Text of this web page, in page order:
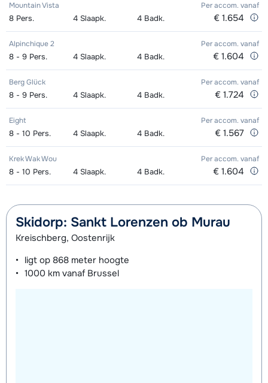
Mountain Vista Per accom. vanaf
8 Pers. 4 Slaapk. 4 Badk. € 1.654
Alpinchique 2 Per accom. vanaf
8 - 9 Pers. 4 Slaapk. 4 Badk. € 1.604
Berg Glück Per accom. vanaf
8 - 9 Pers. 4 Slaapk. 4 Badk. € 1.724
Eight Per accom. vanaf
8 - 10 Pers. 4 Slaapk. 4 Badk. € 1.567
Krek Wak Wou Per accom. vanaf
8 - 10 Pers. 4 Slaapk. 4 Badk. € 1.604
Skidorp: Sankt Lorenzen ob Murau
Kreischberg, Oostenrijk
ligt op 868 meter hoogte
1000 km vanaf Brussel